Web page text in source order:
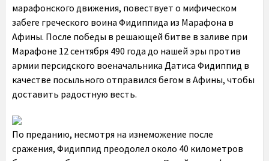
марафонского движения, повествует о мифическом
забеге греческого воина Фидиппида из Марафона в
Афины. После победы в решающей битве в заливе при
Марафоне 12 сентября 490 года до нашей эры против
армии персидского военачальника Датиса Фидиппид в
качестве посыльного отправился бегом в Афины, чтобы
доставить радостную весть.
По преданию, несмотря на изнеможение после
сражения, Фидиппид преодолел около 40 километров